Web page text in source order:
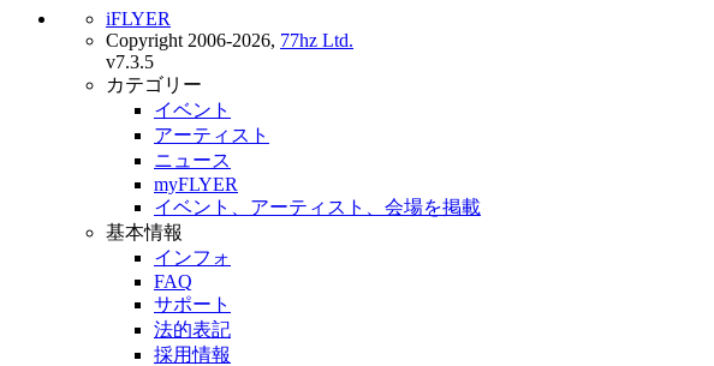
iFLYER
Copyright 2006-2026, 77hz Ltd.
v7.3.5
カテゴリー
イベント
アーティスト
ニュース
myFLYER
イベント、アーティスト、会場を掲載
基本情報
インフォ
FAQ
サポート
法的表記
採用情報